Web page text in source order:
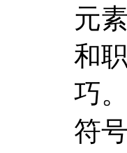
元
和
巧
符